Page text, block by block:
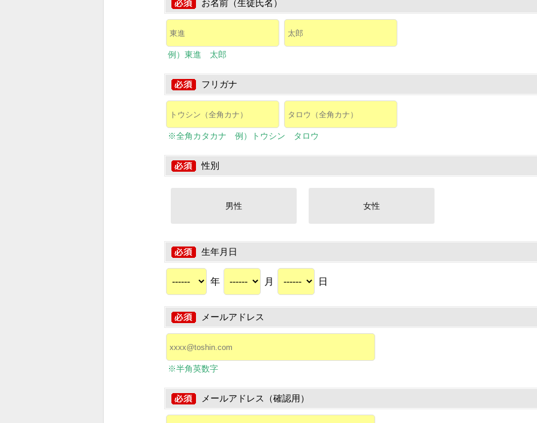
お名前（生徒氏名）
例）東進 太郎
フリガナ
※全角カタカナ 例）トウシン タロウ
性別
男性 女性
生年月日
年 月 日
メールアドレス
※半角英数字
メールアドレス（確認用）